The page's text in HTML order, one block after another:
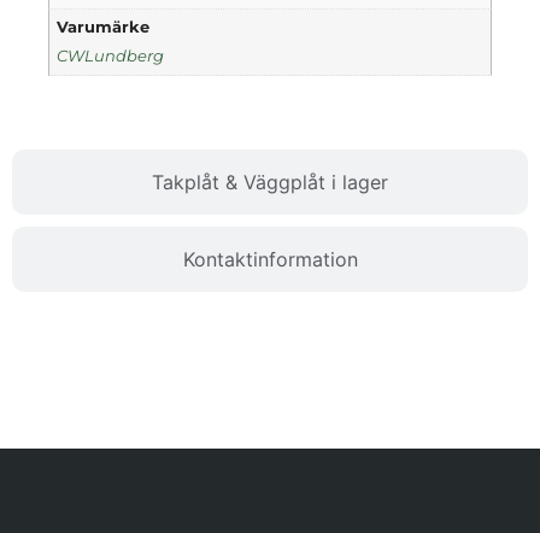
Takplåt & Väggplåt i lager
Kontaktinformation
Varumärke
CWLundberg